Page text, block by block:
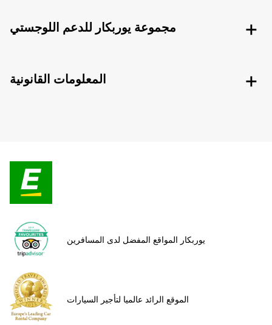
مجموعة يوربكار للدعم اللوجستي
المعلومات القانونية
يوربكار المواقع المفضل لدى المسافرين
الموقع الرائد عالميا لتأجير السيارات